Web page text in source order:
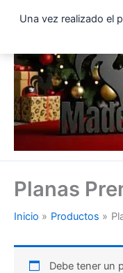
Una vez realizado el
Planas
Inicio Productos
Debe tener un